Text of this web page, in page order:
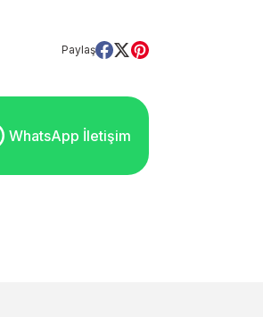
Paylaş
WhatsApp İletişim